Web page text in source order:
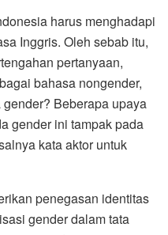
harus menghadapi
Inggris. Oleh sebab itu,
pertanyaan,
bahasa nongender,
Beberapa upaya
gender ini tampak pada
kata aktor untuk
penegasan identitas
gender dalam tata